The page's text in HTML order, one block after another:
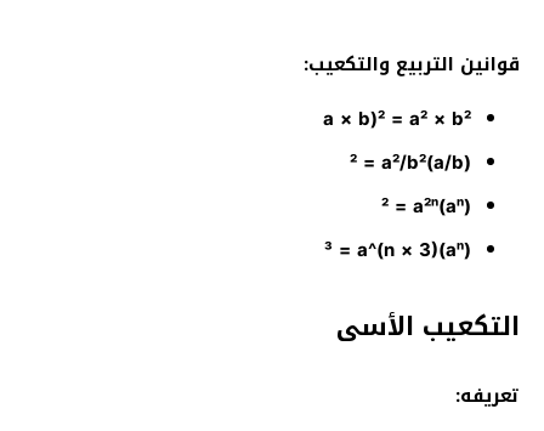
قوانين التربيع والتكعيب:
a × b)² = a² × b²
(a/b)² = a²/b²
(aⁿ)² = a²ⁿ
(aⁿ)³ = a^(n × 3)
التكعيب الأسى
تعريفه: